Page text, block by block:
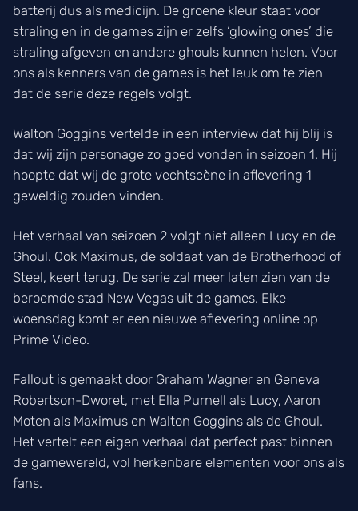
batterij dus als medicijn. De groene kleur staat voor
straling en in de games zijn er zelfs ‘glowing ones’ die
straling afgeven en andere ghouls kunnen helen. Voor
ons als kenners van de games is het leuk om te zien
dat de serie deze regels volgt.
Walton Goggins vertelde in een interview dat hij blij is
dat wij zijn personage zo goed vonden in seizoen 1. Hij
hoopte dat wij de grote vechtscène in aflevering 1
geweldig zouden vinden.
Het verhaal van seizoen 2 volgt niet alleen Lucy en de
Ghoul. Ook Maximus, de soldaat van de Brotherhood of
Steel, keert terug. De serie zal meer laten zien van de
beroemde stad New Vegas uit de games. Elke
woensdag komt er een nieuwe aflevering online op
Prime Video.
Fallout is gemaakt door Graham Wagner en Geneva
Robertson-Dworet, met Ella Purnell als Lucy, Aaron
Moten als Maximus en Walton Goggins als de Ghoul.
Het vertelt een eigen verhaal dat perfect past binnen
de gamewereld, vol herkenbare elementen voor ons als
fans.